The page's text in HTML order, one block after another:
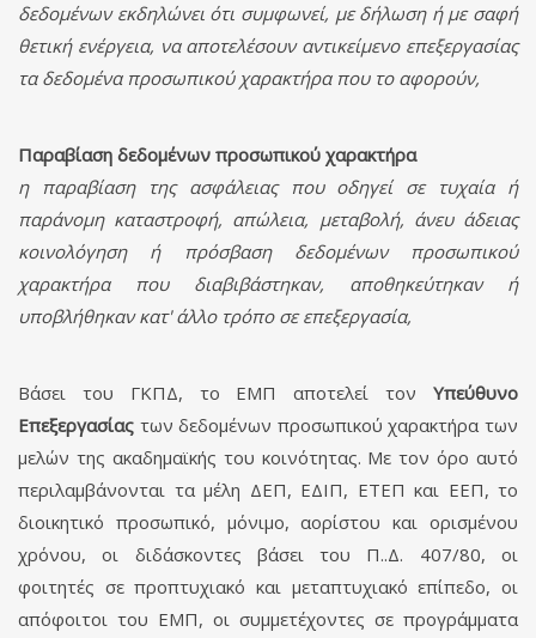
δεδομένων εκδηλώνει ότι συμφωνεί, με δήλωση ή με σαφή
θετική ενέργεια, να αποτελέσουν αντικείμενο επεξεργασίας
τα δεδομένα προσωπικού χαρακτήρα που το αφορούν,
Παραβίαση δεδομένων προσωπικού χαρακτήρα
η παραβίαση της ασφάλειας που οδηγεί σε τυχαία ή
παράνομη καταστροφή, απώλεια, μεταβολή, άνευ άδειας
κοινολόγηση ή πρόσβαση δεδομένων προσωπικού
χαρακτήρα που διαβιβάστηκαν, αποθηκεύτηκαν ή
υποβλήθηκαν κατ' άλλο τρόπο σε επεξεργασία,
Βάσει του ΓΚΠΔ, το ΕΜΠ αποτελεί τον Υπεύθυνο
Επεξεργασίας των δεδομένων προσωπικού χαρακτήρα των
μελών της ακαδημαϊκής του κοινότητας. Με τον όρο αυτό
περιλαμβάνονται τα μέλη ΔΕΠ, ΕΔΙΠ, ΕΤΕΠ και ΕΕΠ, το
διοικητικό προσωπικό, μόνιμο, αορίστου και ορισμένου
χρόνου, οι διδάσκοντες βάσει του Π..Δ. 407/80, οι
φοιτητές σε προπτυχιακό και μεταπτυχιακό επίπεδο, οι
απόφοιτοι του ΕΜΠ, οι συμμετέχοντες σε προγράμματα